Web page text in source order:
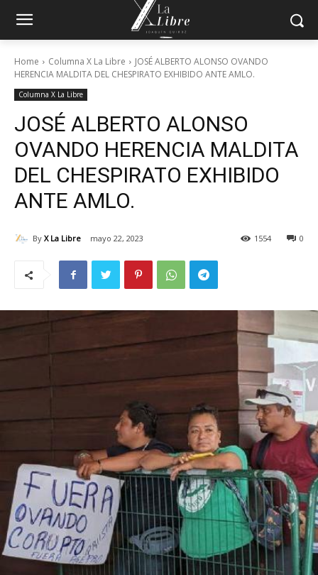
Home Columna X La Libre
JOSÉ ALBERTO ALONSO OVANDO
HERENCIA MALDITA DEL CHESPIRATO EXHIBIDO ANTE AMLO.
Columna X La Libre
JOSÉ ALBERTO ALONSO
OVANDO HERENCIA MALDITA
DEL CHESPIRATO EXHIBIDO
ANTE AMLO.
By X La Libre mayo 22, 2023 0
1554